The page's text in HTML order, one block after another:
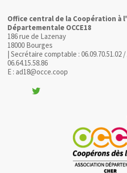
Office central de la Coopération à
Départementale OCCE18
186 rue de Lazenay
18000 Bourges
| Secrétaire comptable :
06.64.15.58.86
E : ad18@occe.coop